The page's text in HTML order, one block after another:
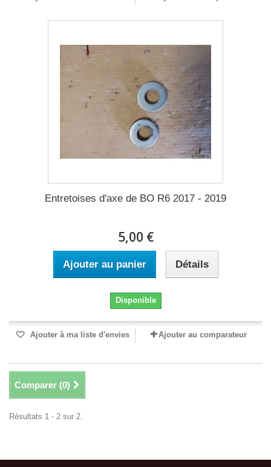
Entretoises d'axe de BO R6 2017 - 2019
5,00 €
Ajouter au panier Détails
Disponible
Ajouter à ma liste d'envies Ajouter au comparateur
Comparer (0)
Résultats 1 - 2 sur 2.